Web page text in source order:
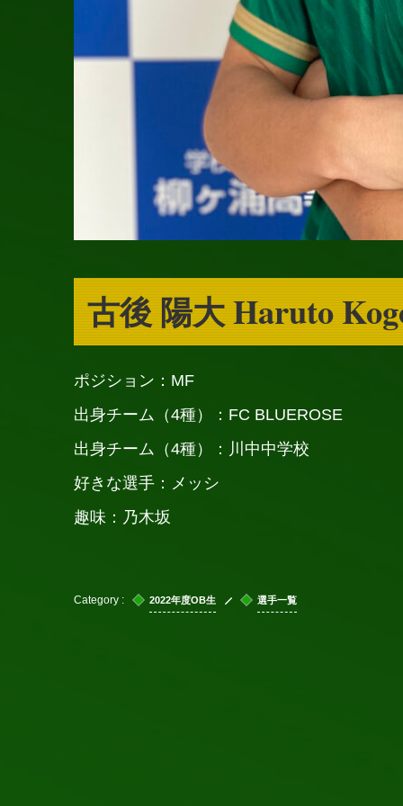
古後 陽大 Haruto
ポジション：MF
出身チーム（4種）：FC BLUEROSE
出身チーム（4種）：川中中学校
好きな選手：メッシ
趣味：乃木坂
2022年度OB生 選手一覧